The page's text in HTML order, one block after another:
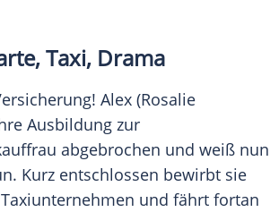
Taxi, Drama
Alex (Rosalie
Ausbildung zur
abgebrochen und weiß nun
Kurz entschlossen bewirbt sie
und fährt fortan